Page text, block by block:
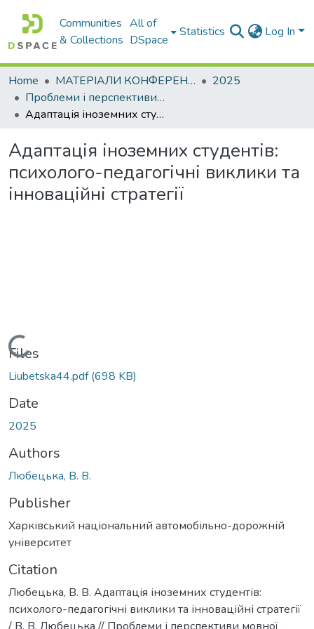
Communities
& Collections
All of
DSpace
Statistics Log In
Home МАТЕРІАЛИ КОНФЕРЕНЦІЙ
2025
Проблеми і перспективи мовної підготовки іноземних студентів у закладах вищої освіти
Адаптація іноземних студентів: психолого-педагогічні виклики та інноваційні стратегії
Адаптація іноземних студентів:
психолого-педагогічні виклики та
інноваційні стратегії
Loading...
Files
Liubetska44.pdf(698 KB)
Date
2025
Authors
Любецька, В. В.
Publisher
Харківський національний автомобільно-дорожній
університет
Citation
Любецька, В. В. Адаптація іноземних студентів:
психолого-педагогічні виклики та інноваційні стратегії